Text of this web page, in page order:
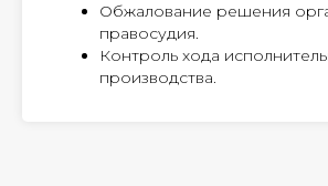
Обжалование решения
правосудия.
Контроль хода
производства.